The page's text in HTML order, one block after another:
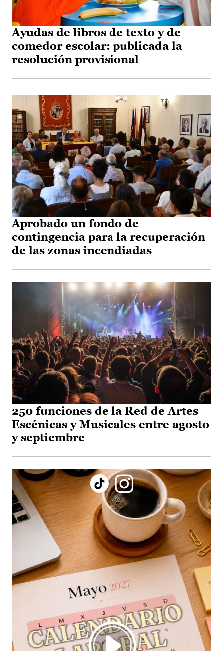
Ayudas de libros de texto y de
comedor escolar: publicada la
resolución provisional
Aprobado un fondo de
contingencia para la recuperación
de las zonas incendiadas
250 funciones de la Red de Artes
Escénicas y Musicales entre agosto
y septiembre